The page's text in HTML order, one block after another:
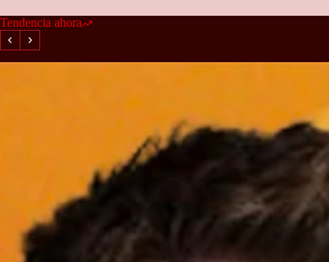
Tendencia ahora